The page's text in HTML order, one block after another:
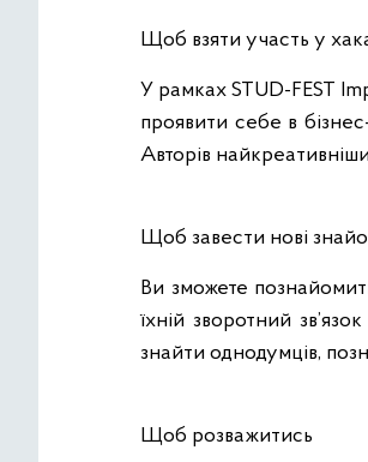
Щоб взяти участь у
У рамках STUD-FEST
проявити себе в
Авторів
Щоб завести нові
Ви зможете
їхній зворотний
знайти однодумців,
Щоб розважитись